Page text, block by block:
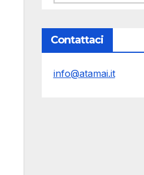
Contattaci
info@atamai.it